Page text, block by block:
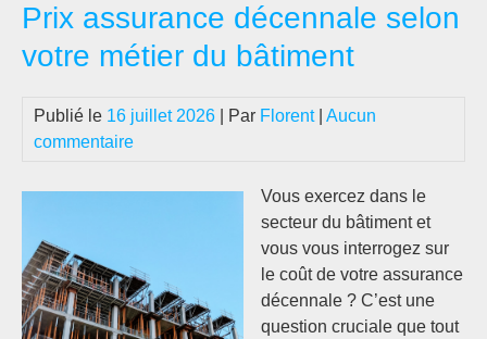
Prix assurance décennale selon
votre métier du bâtiment
Publié le 16 juillet 2026 | Par Florent| Aucun
commentaire
Vous exercez dans le
secteur du bâtiment et
vous vous interrogez sur
le coût de votre assurance
décennale ? C’est une
question cruciale que tout